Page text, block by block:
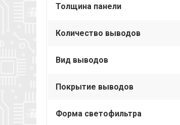
Толщина панели
Количество выводов
Вид выводов
Покрытие выводов
Форма светофильтра